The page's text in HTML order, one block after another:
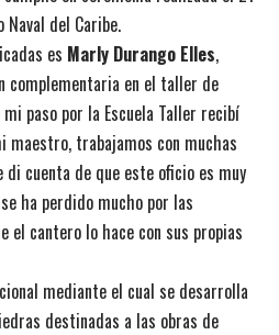
Naval del Caribe.
es Marly Durango Elles,
complementaria en el taller de
paso por la Escuela Taller recibí
maestro, trabajamos con muchas
cuenta de que este oficio es muy
ha perdido mucho por las
el cantero lo hace con sus propias
mediante el cual se desarrolla
destinadas a las obras de